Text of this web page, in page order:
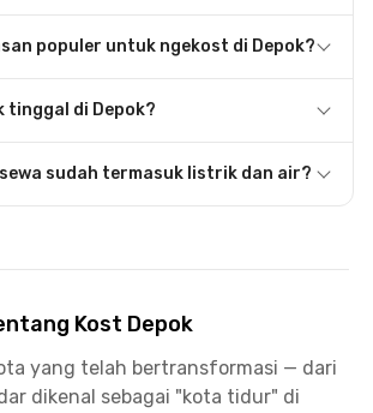
populer untuk ngekost di Depok?
tinggal di Depok?
sudah termasuk listrik dan air?
Kost Depok
yang telah bertransformasi — dari
dikenal sebagai "kota tidur" di